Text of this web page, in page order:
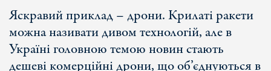
Яскравий приклад – дрони. Крилаті ракети
можна називати дивом технологій, але в
Україні головною темою новин стають
дешеві комерційні дрони, що об’єднуються в